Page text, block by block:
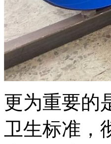
更为重要的
卫生标准，